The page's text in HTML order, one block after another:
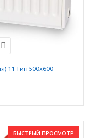
11 Тип 500х600
БЫСТРЫЙ ПРОСМОТР